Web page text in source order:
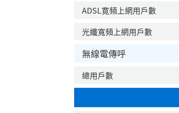
ADSL寛頻上網用戶數
光纖寬頻上網用戶數
無線電傳呼
總用戶數